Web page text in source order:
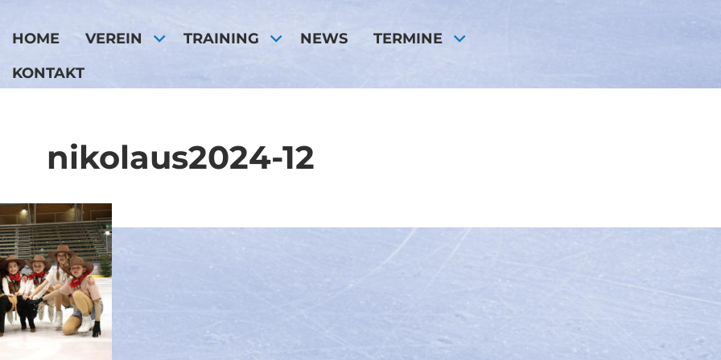
HOME VEREIN TRAINING NEWS TERMINE
KONTAKT
nikolaus2024-12